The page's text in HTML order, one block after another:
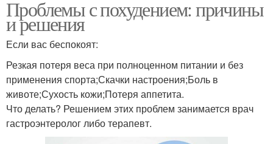
Проблемы с похудением: причины
и решения
Если вас беспокоят:
Резкая потеря веса при полноценном питании и без
применения спорта;Скачки настроения;Боль в
животе;Сухость кожи;Потеря аппетита.
Что делать? Решением этих проблем занимается врач
гастроэнтеролог либо терапевт.